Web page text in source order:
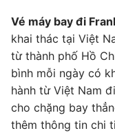
Vé máy bay đi
khai thác tại Việt
từ thành phố Hồ
bình mỗi ngày có
hành từ Việt Nam
cho chặng bay
thêm thông tin chi